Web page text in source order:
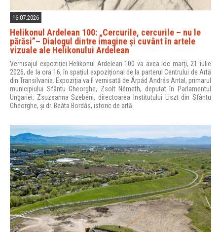
16.07.2026
Helikonul Ardelean 100: „Cercurile, cercurile – nu le
părăsi”– Dialogul dintre imagine și cuvânt în artele
vizuale ale Helikonului Ardelean
Vernisajul expoziției Helikonul Ardelean 100 va avea loc marți, 21 iulie
2026, de la ora 16, în spațiul expozițional de la parterul Centrului de Artă
din Transilvania. Expoziția va fi vernisată de Árpád András Antal, primarul
municipiului Sfântu Gheorghe, Zsolt Németh, deputat în Parlamentul
Ungariei, Zsuzsanna Szebeni, directoarea Institutului Liszt din Sfântu
Gheorghe, și dr. Beáta Bordás, istoric de artă.